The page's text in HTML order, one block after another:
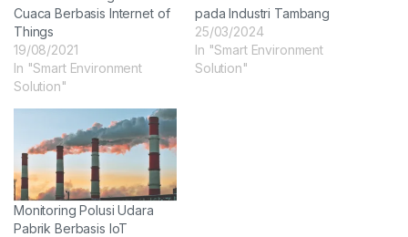
Cuaca Berbasis Internet of
Things
19/08/2021
In "Smart Environment
Solution"
pada Industri Tambang
25/03/2024
In "Smart Environment
Solution"
Monitoring Polusi Udara
Pabrik Berbasis IoT